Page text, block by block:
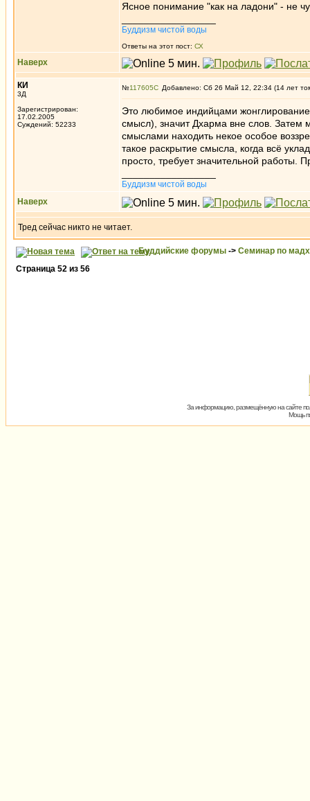
Ясное понимание "как на ладони" - не
Буддизм чистой воды
Ответы на этот пост: СХ
Наверх
КИ
3Д
Зарегистрирован:
17.02.2005
Суждений: 52233
№117605 Добавлено: Сб 26 Май 12, 22:34 (14 лет
Это любимое индийцами
смысл), значит Дхарма вне слов. Затем
смыслами находить некое особое
такое раскрытие смысла, когда всё
просто, требует значительной работы.
Буддизм чистой воды
Наверх
Тред сейчас никто не читает.
Буддийские форумы -> Семинар по
Страница 52 из 56
За информацию, размещённую на сайте
Мощь